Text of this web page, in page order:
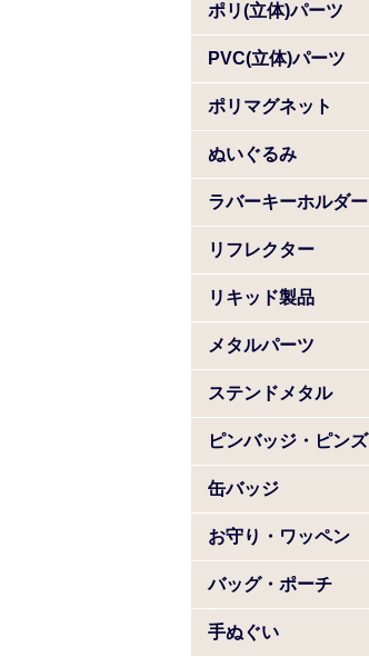
ポリ(立体)パーツ
PVC(立体)パーツ
ポリマグネット
ぬいぐるみ
ラバーキーホルダー
リフレクター
リキッド製品
メタルパーツ
ステンドメタル
ピンバッジ・ピンズ
缶バッジ
お守り・ワッペン
バッグ・ポーチ
手ぬぐい